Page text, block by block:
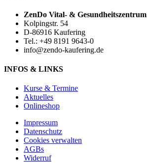
ZenDo Vital- & Gesundheitszentrum
Kolpingstr. 54
D-86916 Kaufering
Tel.: +49 8191 9643-0
info@zendo-kaufering.de
INFOS & LINKS
Kurse & Termine
Aktuelles
Onlineshop
Impressum
Datenschutz
Cookies verwalten
AGBs
Widerruf